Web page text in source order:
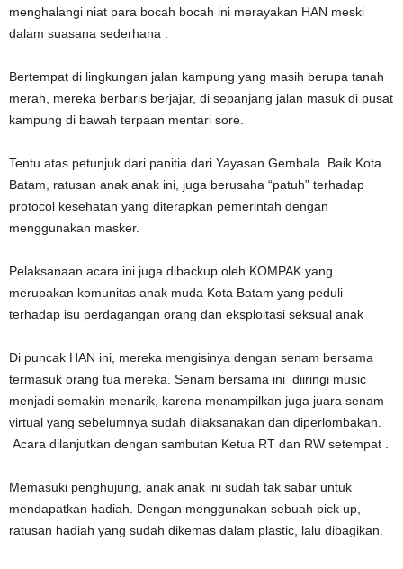
menghalangi niat para bocah bocah ini merayakan HAN meski
dalam suasana sederhana .
Bertempat di lingkungan jalan kampung yang masih berupa tanah
merah, mereka berbaris berjajar, di sepanjang jalan masuk di pusat
kampung di bawah terpaan mentari sore.
Tentu atas petunjuk dari panitia dari Yayasan Gembala Baik Kota
Batam, ratusan anak anak ini, juga berusaha “patuh” terhadap
protocol kesehatan yang diterapkan pemerintah dengan
menggunakan masker.
Pelaksanaan acara ini juga dibackup oleh KOMPAK yang
merupakan komunitas anak muda Kota Batam yang peduli
terhadap isu perdagangan orang dan eksploitasi seksual anak
Di puncak HAN ini, mereka mengisinya dengan senam bersama
termasuk orang tua mereka. Senam bersama ini diiringi music
menjadi semakin menarik, karena menampilkan juga juara senam
virtual yang sebelumnya sudah dilaksanakan dan diperlombakan.
Acara dilanjutkan dengan sambutan Ketua RT dan RW setempat .
Memasuki penghujung, anak anak ini sudah tak sabar untuk
mendapatkan hadiah. Dengan menggunakan sebuah pick up,
ratusan hadiah yang sudah dikemas dalam plastic, lalu dibagikan.